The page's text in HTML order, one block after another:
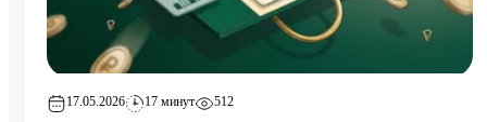
17.05.2026 17 минут 512